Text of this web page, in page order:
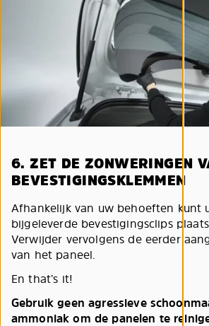
6. ZET DE ZONWERINGEN
BEVESTIGINGSKLEMMEN
Afhankelijk van uw behoeften kunt
bijgeleverde bevestigingsclips
Verwijder vervolgens de eerder
van het paneel.
En that’s it!
Gebruik geen agressieve
ammoniak om de panelen te